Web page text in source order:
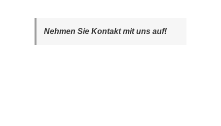
Nehmen Sie Kontakt mit uns auf!